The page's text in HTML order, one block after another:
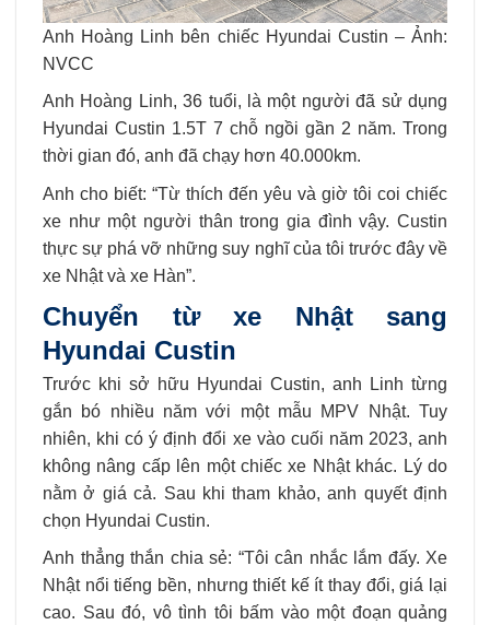
Anh Hoàng Linh bên chiếc Hyundai Custin – Ảnh:
NVCC
Anh Hoàng Linh, 36 tuổi, là một người đã sử dụng
Hyundai Custin 1.5T 7 chỗ ngồi gần 2 năm. Trong
thời gian đó, anh đã chạy hơn 40.000km.
Anh cho biết: “Từ thích đến yêu và giờ tôi coi chiếc
xe như một người thân trong gia đình vậy. Custin
thực sự phá vỡ những suy nghĩ của tôi trước đây về
xe Nhật và xe Hàn”.
Chuyển từ xe Nhật sang
Hyundai Custin
Trước khi sở hữu Hyundai Custin, anh Linh từng
gắn bó nhiều năm với một mẫu MPV Nhật. Tuy
nhiên, khi có ý định đổi xe vào cuối năm 2023, anh
không nâng cấp lên một chiếc xe Nhật khác. Lý do
nằm ở giá cả. Sau khi tham khảo, anh quyết định
chọn Hyundai Custin.
Anh thẳng thắn chia sẻ: “Tôi cân nhắc lắm đấy. Xe
Nhật nổi tiếng bền, nhưng thiết kế ít thay đổi, giá lại
cao. Sau đó, vô tình tôi bấm vào một đoạn quảng